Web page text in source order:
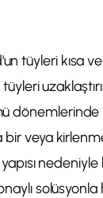
tüyleri kısa
veya